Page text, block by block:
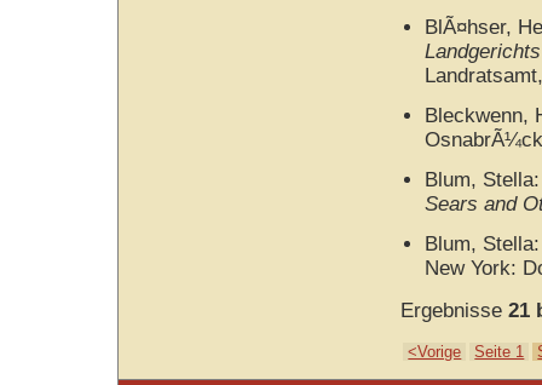
BlÃ¤hser,
Bleckwenn,
Blum,
Sears and
Blum,
New York:
Ergebnisse21
<Vorige Seite 1